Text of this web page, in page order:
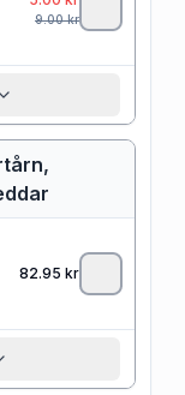
9.00kr
82.95 kr